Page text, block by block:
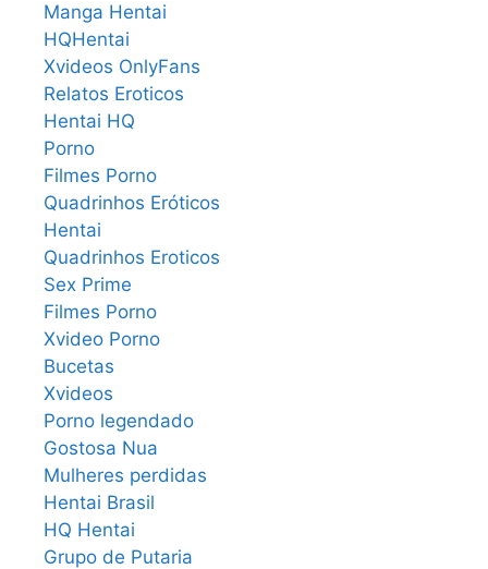
Manga Hentai
HQHentai
Xvideos OnlyFans
Relatos Eroticos
Hentai HQ
Porno
Filmes Porno
Quadrinhos Eróticos
Hentai
Quadrinhos Eroticos
Sex Prime
Filmes Porno
Xvideo Porno
Bucetas
Xvideos
Porno legendado
Gostosa Nua
Mulheres perdidas
Hentai Brasil
HQ Hentai
Grupo de Putaria